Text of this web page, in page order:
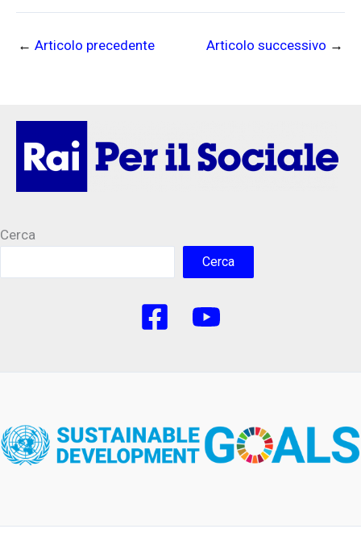
← Articolo precedente Articolo successivo →
Cerca
Cerca